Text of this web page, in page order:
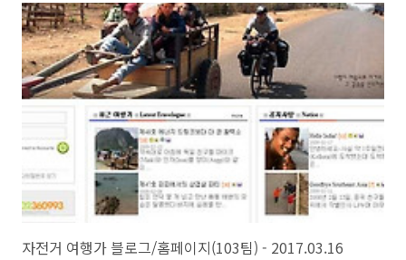
자전거 여행가 블로그/홈페이지(103팀) - 2017.03.16